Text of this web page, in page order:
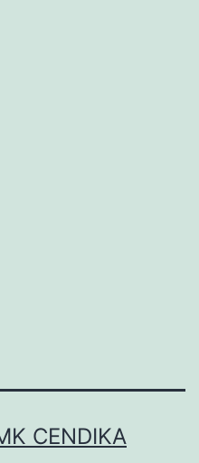
CENDIKA